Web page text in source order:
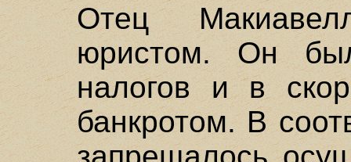
Отец
юристом. Он
налогов и в
банкротом. В